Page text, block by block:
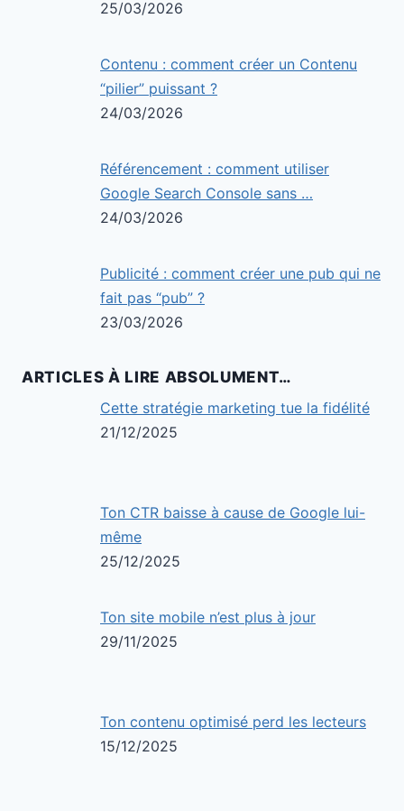
25/03/2026
Contenu : comment créer un Contenu
“pilier” puissant ?
24/03/2026
Référencement : comment utiliser
Google Search Console sans …
24/03/2026
Publicité : comment créer une pub qui ne
fait pas “pub” ?
23/03/2026
ARTICLES À LIRE ABSOLUMENT…
Cette stratégie marketing tue la fidélité
21/12/2025
Ton CTR baisse à cause de Google lui-
même
25/12/2025
Ton site mobile n’est plus à jour
29/11/2025
Ton contenu optimisé perd les lecteurs
15/12/2025